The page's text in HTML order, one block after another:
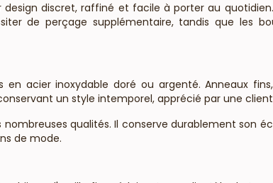
discret, raffiné et facile à porter au
de perçage supplémentaire, tandis que les
acier inoxydable doré ou argenté. Anneaux
un style intemporel, apprécié par une
qualités. Il conserve durablement son
de mode.